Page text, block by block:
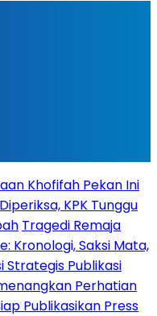
Khofifah Pekan Ini
KPK Tunggu
Tragedi Remaja
Kronologi, Saksi Mata,
Strategis Publikasi
Perhatian
Publikasikan Press